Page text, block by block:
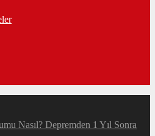
Nasıl? Depremden 1 Yıl Sonra